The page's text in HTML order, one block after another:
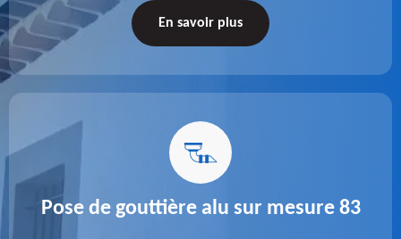
gouttières performantes, durables et à la hauteur de
En savoir plus
Pose de gouttière alu sur mesure 83